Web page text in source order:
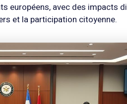
européens, avec des impacts
et la participation citoyenne.